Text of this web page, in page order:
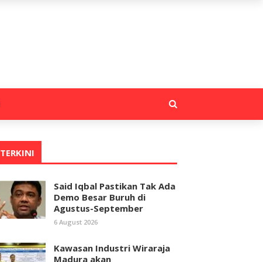
TERKINI
Said Iqbal Pastikan Tak Ada
Demo Besar Buruh di
Agustus-September
6 August 2026
Kawasan Industri Wiraraja
Madura akan